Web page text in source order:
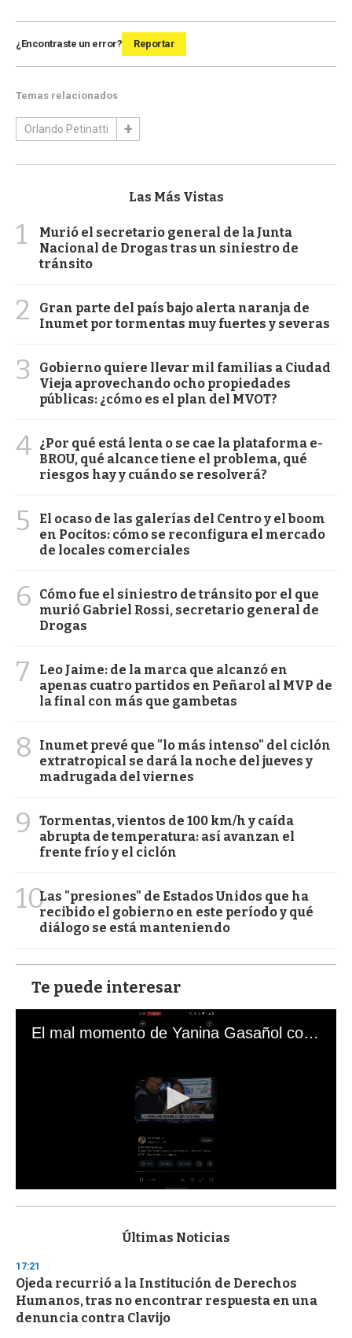
¿Encontraste un error? Reportar
Temas relacionados
Orlando Petinatti
Las Más Vistas
1
Murió el secretario general de la Junta
Nacional de Drogas tras un siniestro de
tránsito
2
Gran parte del país bajo alerta naranja de
Inumet por tormentas muy fuertes y severas
3
Gobierno quiere llevar mil familias a Ciudad
Vieja aprovechando ocho propiedades
públicas: ¿cómo es el plan del MVOT?
4 ¿Por qué está lenta o se cae la plataforma e-
BROU, qué alcance tiene el problema, qué
riesgos hay y cuándo se resolverá?
5
El ocaso de las galerías del Centro y el boom
en Pocitos: cómo se reconfigura el mercado
de locales comerciales
6
Cómo fue el siniestro de tránsito por el que
murió Gabriel Rossi, secretario general de
Drogas
7
Leo Jaime: de la marca que alcanzó en
apenas cuatro partidos en Peñarol al MVP de
la final con más que gambetas
8
Inumet prevé que "lo más intenso" del ciclón
extratropical se dará la noche del jueves y
madrugada del viernes
9
Tormentas, vientos de 100 km/h y caída
abrupta de temperatura: así avanzan el
frente frío y el ciclón
10Las "presiones" de Estados Unidos que ha
recibido el gobierno en este período y qué
diálogo se está manteniendo
Te puede interesar
El mal momento de Yanina Gasañol con un hincha argentino en "Subrayado"
s
d
s
o
f
3
Últimas Noticias
17:21
Ojeda recurrió a la Institución de Derechos
Humanos, tras no encontrar respuesta en una
denuncia contra Clavijo